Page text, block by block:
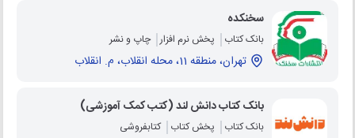
سخنکده
بانک کتاب پخش نرم افزار چاپ و نشر
تهران، منطقه 11، محله انقلاب، م. انقلاب
بانک کتاب دانش لند (کتب کمک آموزشی)
بانک کتاب پخش کتاب کتابفروشی